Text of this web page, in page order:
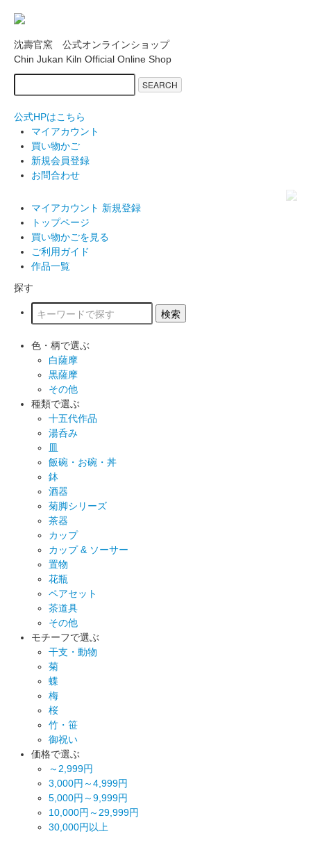
沈壽官窯 公式オンラインショップ
Chin Jukan Kiln Official Online Shop
SEARCH
公式HPはこちら
マイアカウント
買い物かご
新規会員登録
お問合わせ
マイアカウント 新規登録
トップページ
買い物かごを見る
ご利用ガイド
作品一覧
探す
色・柄で選ぶ
白薩摩
黒薩摩
その他
種類で選ぶ
十五代作品
湯呑み
皿
飯碗・お碗・丼
鉢
酒器
菊脚シリーズ
茶器
カップ
カップ & ソーサー
置物
花瓶
ペアセット
茶道具
その他
モチーフで選ぶ
干支・動物
菊
蝶
梅
桜
竹・笹
御祝い
価格で選ぶ
～2,999円
3,000円～4,999円
5,000円～9,999円
10,000円～29,999円
30,000円以上